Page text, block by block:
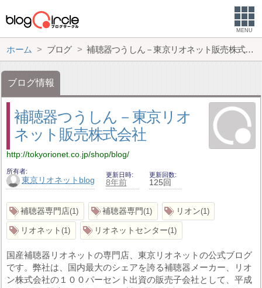
MENU
ホーム ブログ 補聴器つうしん－東京リオネット販売株式会社
ブログ情報
補聴器つうしん－東京リオ
ネット販売株式会社
http://tokyorionet.co.jp/shop/blog/
所有者
東京リオネットblog
更新日時
8年前
更新回数
125回
補聴器専門店 1 補聴器専門 1 リオン 1
リオネット 1 リオネットセンター 1
国産補聴器リオネットの専門店、東京リオネットの公式ブログ
です。弊社は、国内最大のシェアを誇る補聴器メーカー、リオ
ン株式会社の１００パーセント出資の販売子会社として、平成